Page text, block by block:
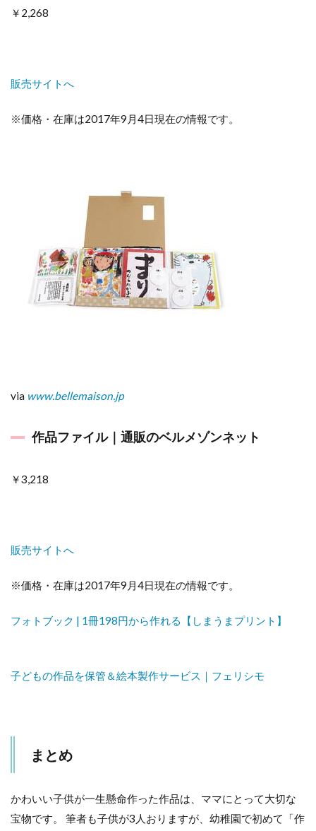
￥2,268
販売サイトへ
※価格・在庫は2017年9月4日現在の情報です。
via www.bellemaison.jp
作品ファイル｜通販のベルメゾンネット
￥3,218
販売サイトへ
※価格・在庫は2017年9月4日現在の情報です。
フォトブック | 1冊198円から作れる【しまうまプリント】
子どもの作品を保管＆絵本製作サービス｜フェリシモ
まとめ
かわいい子供が一生懸命作った作品は、ママにとって大切な
宝物です。 筆者も子供が3人おりますが、幼稚園で初めて「作